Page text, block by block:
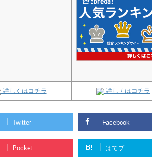
詳しくはコチラ 詳しくはコチラ
Twitter Facebook
Pocket B! はてブ